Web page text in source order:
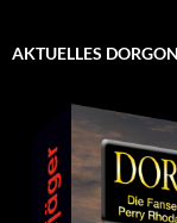
AKTUELLES